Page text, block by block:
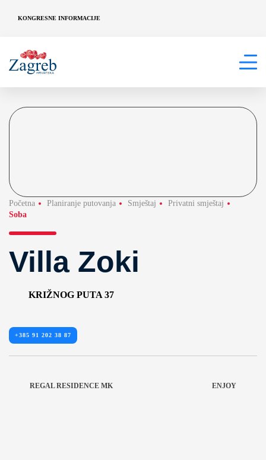
KONGRESNE INFORMACIJE
Početna Planiranje putovanja Smještaj
Privatni smještaj
Soba
Villa Zoki
KRIŽNOG PUTA 37
+385 91 202 38 87
REGAL RESIDENCE MK ENJOY